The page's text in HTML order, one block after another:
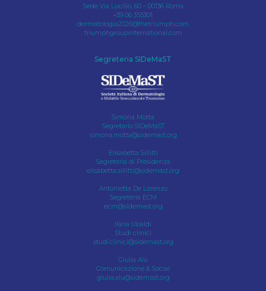
Sede Via Lucilio, 60 – 00136 Roma
+39 06 355301
dermatologia2026@thetriumph.com
triumphgroupinternational.com
Segreteria SIDeMaST
Simona Motta
Segretario SIDeMaST
simona.motta@sidemast.org
Elisabetta Sillitti
Segreteria di Presidenza
elisabetta.sillitti@sidemast.org
Antonietta De Lorenzo
Segreteria ECM
ecm@sidemast.org
Ilaria Ubaldi
Studi clinici
studi.clinici@sidemast.org
Giulia Alù
Comunicazione & Social
giulia.alu@sidemast.org